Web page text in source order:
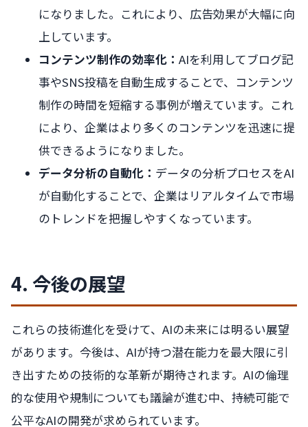
になりました。これにより、広告効果が大幅に向
上しています。
コンテンツ制作の効率化： AIを利用してブログ記
事やSNS投稿を自動生成することで、コンテンツ
制作の時間を短縮する事例が増えています。これ
により、企業はより多くのコンテンツを迅速に提
供できるようになりました。
データ分析の自動化： データの分析プロセスをAI
が自動化することで、企業はリアルタイムで市場
のトレンドを把握しやすくなっています。
4. 今後の展望
これらの技術進化を受けて、AIの未来には明るい展望
があります。今後は、AIが持つ潜在能力を最大限に引
き出すための技術的な革新が期待されます。AIの倫理
的な使用や規制についても議論が進む中、持続可能で
公平なAIの開発が求められています。